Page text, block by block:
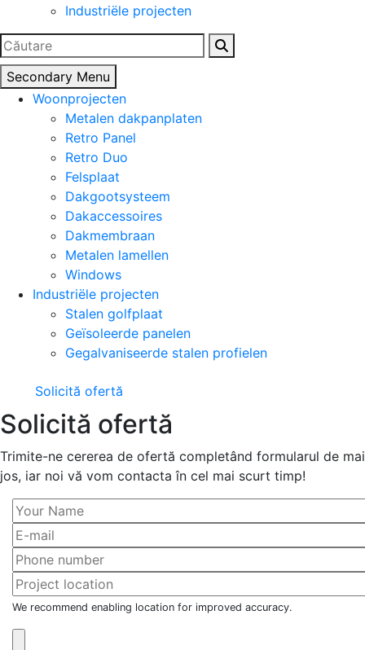
Industriële projecten
Zoeken
naar:
Secondary Menu
Woonprojecten
Metalen dakpanplaten
Retro Panel
Retro Duo
Felsplaat
Dakgootsysteem
Dakaccessoires
Dakmembraan
Metalen lamellen
Windows
Industriële projecten
Stalen golfplaat
Geïsoleerde panelen
Gegalvaniseerde stalen profielen
Solicită ofertă
Solicită ofertă
Trimite-ne cererea de ofertă completând formularul de mai
jos, iar noi vă vom contacta în cel mai scurt timp!
We recommend enabling location for improved accuracy.